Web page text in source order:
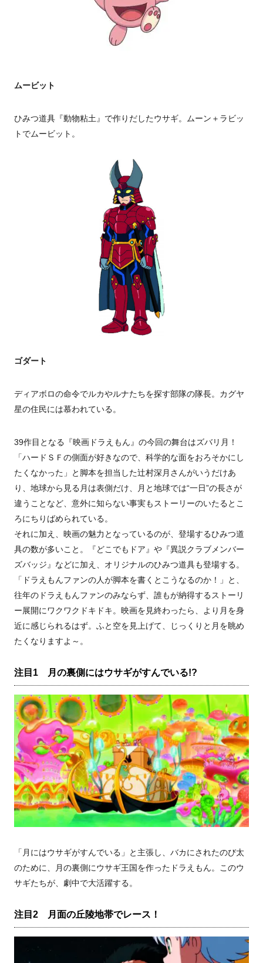
ムービット
ひみつ道具『動物粘土』で作りだしたウサギ。ムーン＋ラビッ
トでムービット。
ゴダート
ディアボロの命令でルカやルナたちを探す部隊の隊長。カグヤ
星の住民には慕われている。
39作目となる『映画ドラえもん』の今回の舞台はズバリ月！
「ハードＳＦの側面が好きなので、科学的な面をおろそかにし
たくなかった」と脚本を担当した辻村深月さんがいうだけあ
り、地球から見る月は表側だけ、月と地球では“一日”の長さが
違うことなど、意外に知らない事実もストーリーのいたるとこ
ろにちりばめられている。
それに加え、映画の魅力となっているのが、登場するひみつ道
具の数が多いこと。『どこでもドア』や『異説クラブメンバー
ズバッジ』などに加え、オリジナルのひみつ道具も登場する。
「ドラえもんファンの人が脚本を書くとこうなるのか！」と、
往年のドラえもんファンのみならず、誰もが納得するストーリ
ー展開にワクワクドキドキ。映画を見終わったら、より月を身
近に感じられるはず。ふと空を見上げて、じっくりと月を眺め
たくなりますよ～。
注目1 月の裏側にはウサギがすんでいる!?
「月にはウサギがすんでいる」と主張し、バカにされたのび太
のために、月の裏側にウサギ王国を作ったドラえもん。このウ
サギたちが、劇中で大活躍する。
注目2 月面の丘陵地帯でレース！